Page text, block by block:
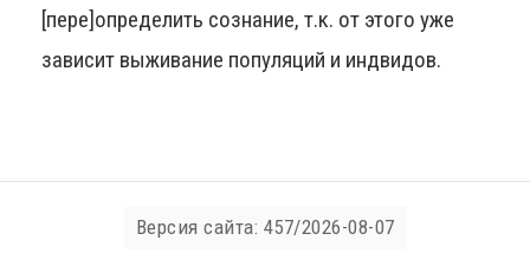
[пере]определить сознание, т.к. от этого уже
зависит выживание популяций и индвидов.
Версия сайта: 457/2026-08-07